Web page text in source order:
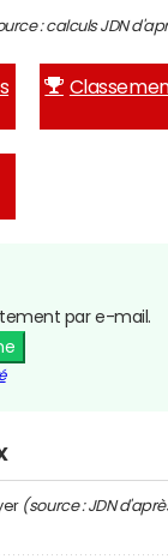
: calculs JDN
par e-mail.
(source : JDN